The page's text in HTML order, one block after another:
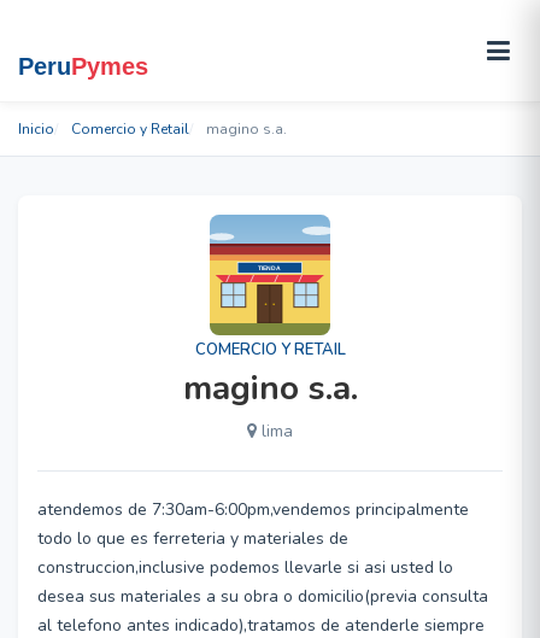
Inicio Comercio y Retail magino s.a.
COMERCIO Y RETAIL
magino s.a.
lima
atendemos de 7:30am-6:00pm,vendemos principalmente
todo lo que es ferreteria y materiales de
construccion,inclusive podemos llevarle si asi usted lo
desea sus materiales a su obra o domicilio(previa consulta
al telefono antes indicado),tratamos de atenderle siempre